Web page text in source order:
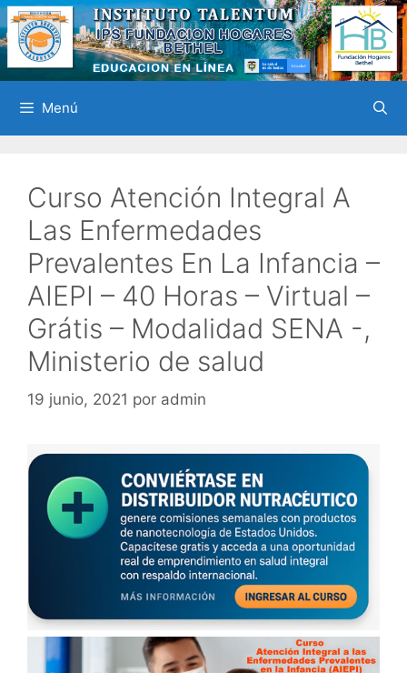
Saltar
al
contenido
Menú
Curso Atención Integral A
Las Enfermedades
Prevalentes En La Infancia –
AIEPI – 40 Horas – Virtual –
Grátis – Modalidad SENA -,
Ministerio de salud
19 junio, 2021 por admin